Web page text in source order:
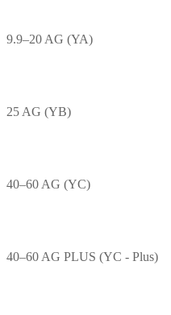
9.9–20 AG (YA)
25 AG (YB)
40–60 AG (YC)
40–60 AG PLUS (YC - Plus)